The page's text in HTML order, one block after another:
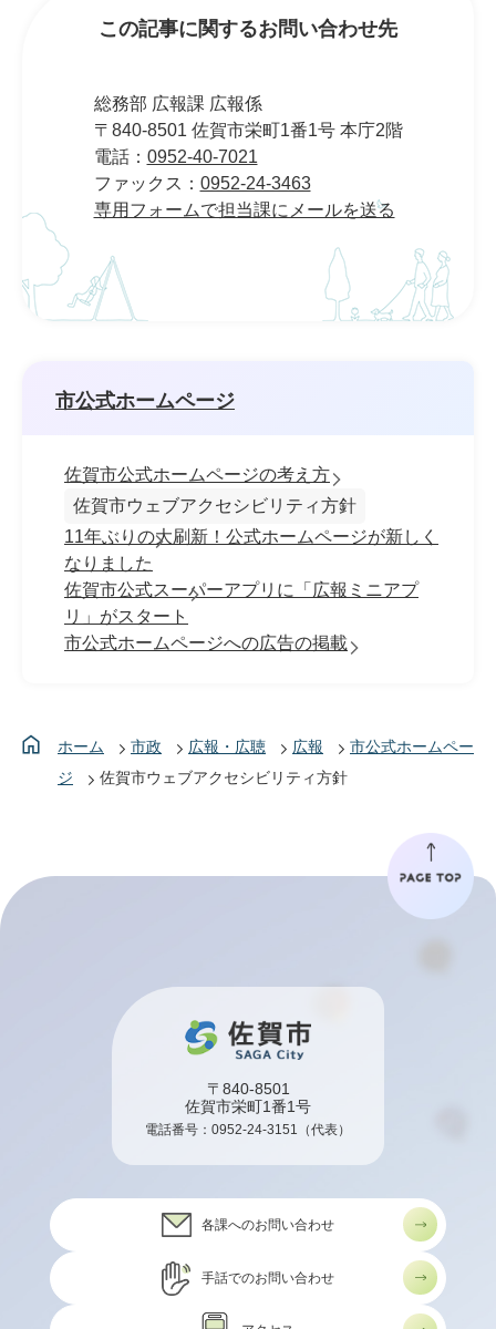
この記事に関するお問い合わせ先
総務部 広報課 広報係
〒840-8501 佐賀市栄町1番1号 本庁2階
電話： 0952-40-7021
ファックス： 0952-24-3463
専用フォームで担当課にメールを送る
市公式ホームページ
佐賀市公式ホームページの考え方
佐賀市ウェブアクセシビリティ方針
11年ぶりの大刷新！公式ホームページが新しく
なりました
佐賀市公式スーパーアプリに「広報ミニアプ
リ」がスタート
市公式ホームページへの広告の掲載
ホーム 市政 広報・広聴 広報
市公式ホームペー
ジ
佐賀市ウェブアクセシビリティ方針
〒840-8501
佐賀市栄町1番1号
電話番号： 0952-24-3151 （代表）
各課へのお問い合わせ
手話でのお問い合わせ